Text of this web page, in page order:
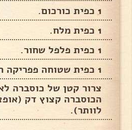
1 כפית כורכום.
1 כפית מלח.
1 כפית פלפל שחור.
1 כפית שטוחה פפריקה חריפה.
צרור קטן של כוסברה
הכוסברה קצוץ דק
לוותר).